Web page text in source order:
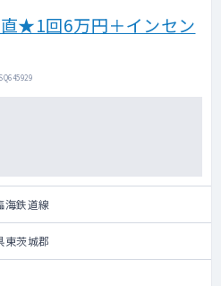
直★1回6万円＋インセン
海鉄道線
東茨城郡